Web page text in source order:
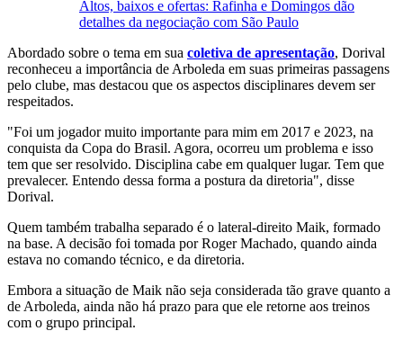
Altos, baixos e ofertas: Rafinha e Domingos dão
detalhes da negociação com São Paulo
Abordado sobre o tema em sua coletiva de apresentação, Dorival
reconheceu a importância de Arboleda em suas primeiras passagens
pelo clube, mas destacou que os aspectos disciplinares devem ser
respeitados.
"Foi um jogador muito importante para mim em 2017 e 2023, na
conquista da Copa do Brasil. Agora, ocorreu um problema e isso
tem que ser resolvido. Disciplina cabe em qualquer lugar. Tem que
prevalecer. Entendo dessa forma a postura da diretoria", disse
Dorival.
Quem também trabalha separado é o lateral-direito Maik, formado
na base. A decisão foi tomada por Roger Machado, quando ainda
estava no comando técnico, e da diretoria.
Embora a situação de Maik não seja considerada tão grave quanto a
de Arboleda, ainda não há prazo para que ele retorne aos treinos
com o grupo principal.